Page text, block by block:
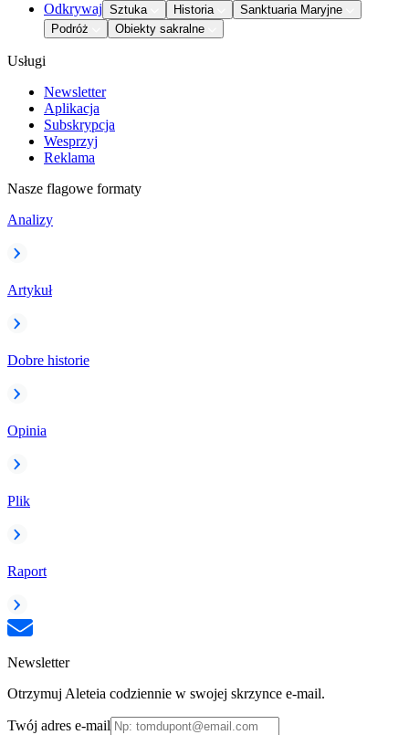
Odkrywaj Sztuka Historia
Sanktuaria Maryjne
Podróż
Obiekty sakralne
Usługi
Newsletter
Aplikacja
Subskrypcja
Wesprzyj
Reklama
Nasze flagowe formaty
Analizy
Artykuł
Dobre historie
Opinia
Plik
Raport
Newsletter
Otrzymuj Aleteia codziennie w swojej skrzynce e-mail.
Twój adres e-mail